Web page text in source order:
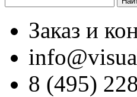
Заказ и
8 (495)